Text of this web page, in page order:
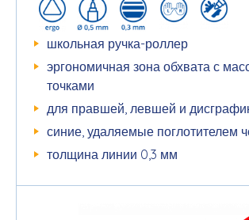
школьная ручка-роллер
эргономичная зона обхвата с
точками
для правшей, левшей и
синие, удаляемые поглотителем
толщина линии 0,3 мм